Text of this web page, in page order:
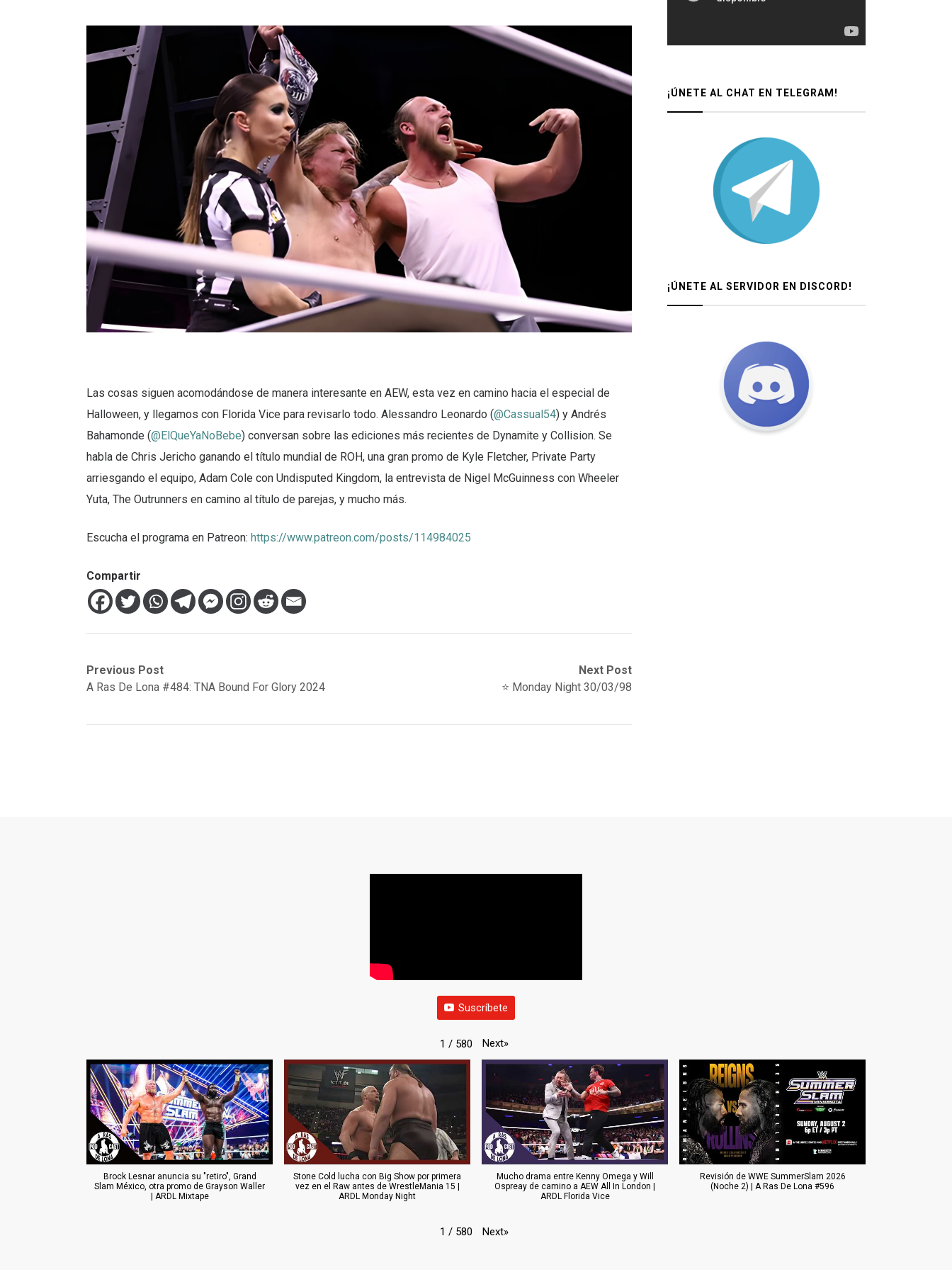
Las cosas siguen acomodándose de manera interesante en AEW, esta vez en camino hacia el especial de
Halloween, y llegamos con Florida Vice para revisarlo todo. Alessandro Leonardo (@Cassual54) y Andrés
Bahamonde (@ElQueYaNoBebe) conversan sobre las ediciones más recientes de Dynamite y Collision. Se
habla de Chris Jericho ganando el título mundial de ROH, una gran promo de Kyle Fletcher, Private Party
arriesgando el equipo, Adam Cole con Undisputed Kingdom, la entrevista de Nigel McGuinness con Wheeler
Yuta, The Outrunners en camino al título de parejas, y mucho más.
Escucha el programa en Patreon: https://www.patreon.com/posts/114984025
Compartir
NavegaciónPrevious Post
A Ras De Lona #484: TNA Bound For Glory 2024
Next Post
⭐️ Monday Night 30/03/98
¡ÚNETE AL CHAT EN TELEGRAM!
¡ÚNETE AL SERVIDOR EN DISCORD!
Suscríbete
1 / 580 Next»
Brock Lesnar anuncia su "retiro", Grand
Slam México, otra promo de Grayson Waller
| ARDL Mixtape
Stone Cold lucha con Big Show por primera
vez en el Raw antes de WrestleMania 15 |
ARDL Monday Night
Mucho drama entre Kenny Omega y Will
Ospreay de camino a AEW All In London |
ARDL Florida Vice
Revisión de WWE SummerSlam 2026
(Noche 2) | A Ras De Lona #596
1 / 580 Next»